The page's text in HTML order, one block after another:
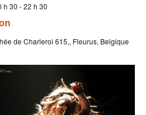
h 30 -22 h 30
de Charleroi 615,, Fleurus, Belgique